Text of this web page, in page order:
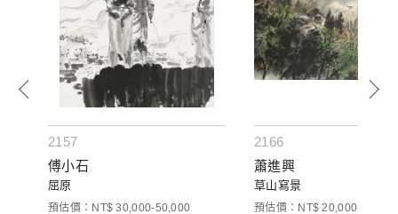
2157
傅小石
屈原
預估價：NT$ 30,000-50,000
2166
蕭進興
草山寫景
預估價：NT$ 20,000-30,000